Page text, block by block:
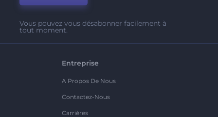
Vous pouvez vous désabonner facilement à
tout moment.
Entreprise
A Propos De Nous
Contactez-Nous
Carrières